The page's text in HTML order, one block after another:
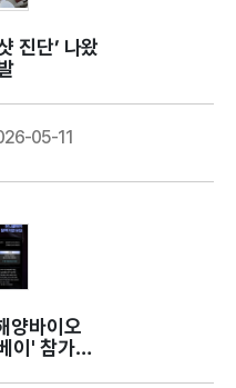
05-11
이' 참가기